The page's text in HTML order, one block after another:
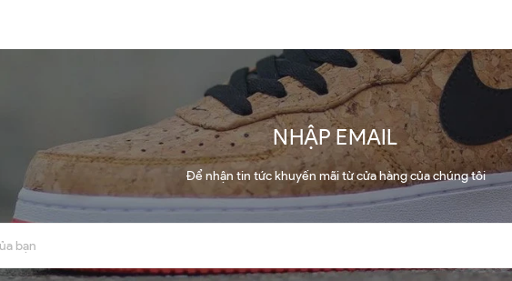
NHẬP EMAIL
Để nhận tin tức khuyến mãi từ cửa hàng của chúng tôi